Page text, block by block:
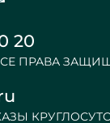
20
ВСЕ ПРАВА